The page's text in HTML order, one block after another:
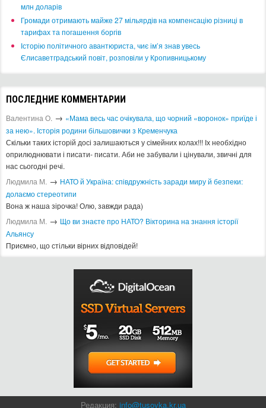
млн доларів
​Громади отримають майже 27 мільярдів на компенсацію різниці в
тарифах та погашення боргів
Історію політичного авантюриста, чиє ім’я знав увесь
Єлисаветградський повіт, розповіли у Кропивницькому
ПОСЛЕДНИЕ КОММЕНТАРИИ
Валентина О. → «Мама весь час очікувала, що чорний «воронок» приїде і
за нею». Історія родини більшовички з Кременчука
Скільки таких історій досі залишаються у сімейних колах!!! Іх необхідно
оприлюднювати і писати- писати. Аби не забували і цінували, звичні для
нас сьогодні речі.
Людмила М. → ​НАТО й Україна: співдружність заради миру й безпеки:
долаємо стереотипи
Вона ж наша зірочка! Олю, завжди рада)
Людмила М. → Що ви знаєте про НАТО? Вікторина на знання історії
Альянсу ​
Приємно, що стільки вірних відповідей!
Редакция: info@tusovka.kr.ua